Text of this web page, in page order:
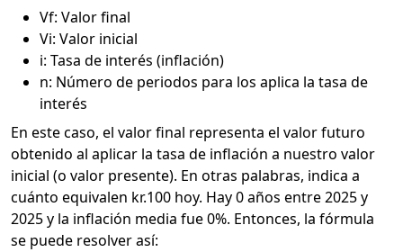
Vf: Valor final
Vi: Valor inicial
i: Tasa de interés (inflación)
n: Número de periodos para los aplica la tasa de
interés
En este caso, el valor final representa el valor futuro
obtenido al aplicar la tasa de inflación a nuestro valor
inicial (o valor presente). En otras palabras, indica a
cuánto equivalen kr.100 hoy. Hay 0 años entre 2025 y
2025 y la inflación media fue 0%. Entonces, la fórmula
se puede resolver así: